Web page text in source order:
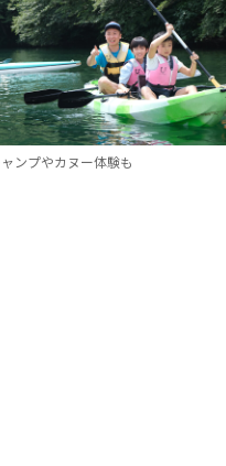
ンプやカヌー体験も